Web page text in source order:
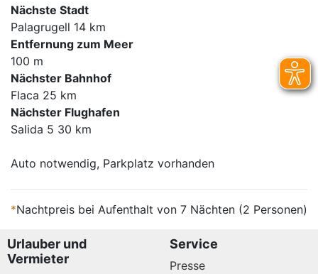
Nächste Stadt
Palagrugell 14 km
Entfernung zum Meer
100 m
Nächster Bahnhof
Flaca 25 km
Nächster Flughafen
Salida 5 30 km
Auto notwendig, Parkplatz vorhanden
*Nachtpreis bei Aufenthalt von 7 Nächten (2 Personen)
Urlauber und
Vermieter
Service
Presse